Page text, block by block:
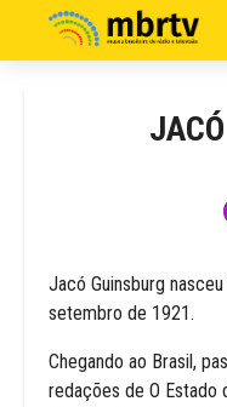
Jacó Guinsburg
setembro de 1921.
Chegando ao Brasil,
redações de O Estado